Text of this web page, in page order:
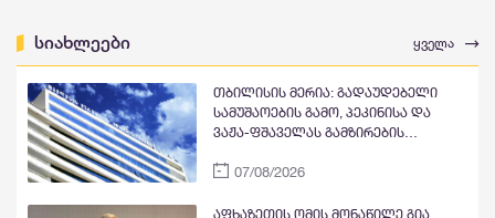
სიახლეები ყველა
თბილისის მერია: გადაუდებელი
სამუშაოების გამო, პეკინისა და
ვაჟა-ფშაველას გამზირების
მიმართულებით მოძრაობა
07/08/2026
აფხაზეთის ომის მონაწილე გია